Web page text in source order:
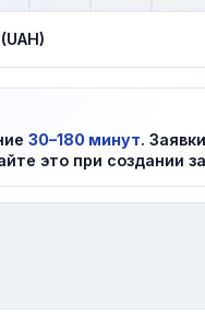
30–180 минут.
это при создании